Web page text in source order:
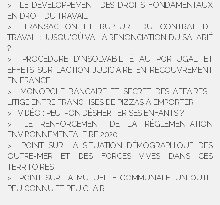
LE DÉVELOPPEMENT DES DROITS FONDAMENTAUX
EN DROIT DU TRAVAIL
TRANSACTION ET RUPTURE DU CONTRAT DE
TRAVAIL : JUSQU'OÙ VA LA RENONCIATION DU SALARIÉ
?
PROCÉDURE D’INSOLVABILITÉ AU PORTUGAL ET
EFFETS SUR L’ACTION JUDICIAIRE EN RECOUVREMENT
EN FRANCE
MONOPOLE BANCAIRE ET SECRET DES AFFAIRES :
LITIGE ENTRE FRANCHISES DE PIZZAS À EMPORTER
VIDÉO : PEUT-ON DÉSHÉRITER SES ENFANTS ?
LE RENFORCEMENT DE LA RÉGLEMENTATION
ENVIRONNEMENTALE RE 2020
POINT SUR LA SITUATION DÉMOGRAPHIQUE DES
OUTRE-MER ET DES FORCES VIVES DANS CES
TERRITOIRES
POINT SUR LA MUTUELLE COMMUNALE, UN OUTIL
PEU CONNU ET PEU CLAIR